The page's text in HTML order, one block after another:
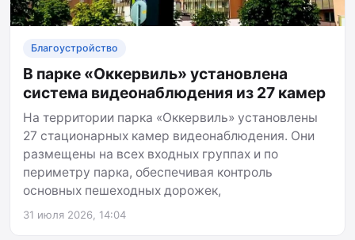
Благоустройство
В парке «Оккервиль» установлена
система видеонаблюдения из 27 камер
На территории парка «Оккервиль» установлены
27 стационарных камер видеонаблюдения. Они
размещены на всех входных группах и по
периметру парка, обеспечивая контроль
основных пешеходных дорожек,
31 июля 2026, 14:04